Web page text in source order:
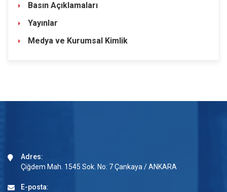
Basın Açıklamaları
Yayınlar
Medya ve Kurumsal Kimlik
Adres:
Çiğdem Mah. 1545 Sok. No: 7 Çankaya / ANKARA
E-posta: